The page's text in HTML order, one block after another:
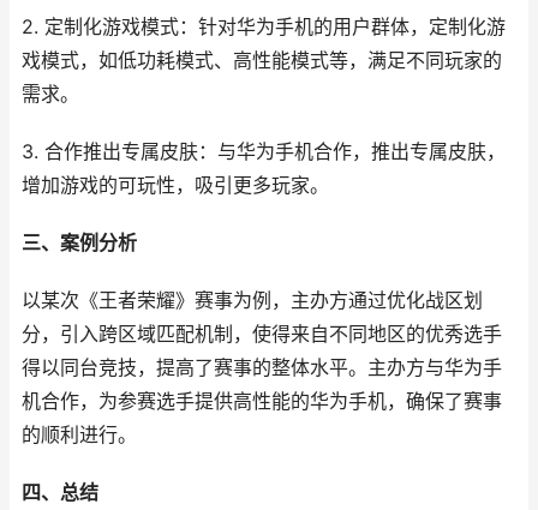
2. 定制化游戏模式：针对华为手机的用户群体，定制化游
戏模式，如低功耗模式、高性能模式等，满足不同玩家的
需求。
3. 合作推出专属皮肤：与华为手机合作，推出专属皮肤，
增加游戏的可玩性，吸引更多玩家。
三、案例分析
以某次《王者荣耀》赛事为例，主办方通过优化战区划
分，引入跨区域匹配机制，使得来自不同地区的优秀选手
得以同台竞技，提高了赛事的整体水平。主办方与华为手
机合作，为参赛选手提供高性能的华为手机，确保了赛事
的顺利进行。
四、总结